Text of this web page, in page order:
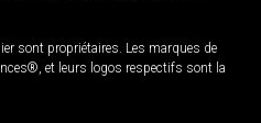
sont propriétaires. Les marques de
et leurs logos respectifs sont la